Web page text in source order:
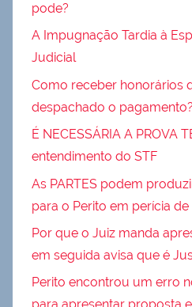
pode?
A Impugnação Tardia à
Judicial
Como receber honorários
despachado o pagamento?
É NECESSÁRIA A PROVA
entendimento do STF
As PARTES podem
para o Perito em perícia
Por que o Juiz manda
em seguida avisa que é
Perito encontrou um erro